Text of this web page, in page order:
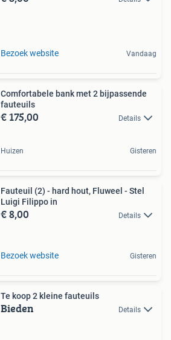
Bezoek website Vandaag
Comfortabele bank met 2 bijpassende
fauteuils
€ 175,00 Details
Huizen Gisteren
Fauteuil (2) - hard hout, Fluweel - Stel
Luigi Filippo in
€ 8,00 Details
Bezoek website Gisteren
Te koop 2 kleine fauteuils
Bieden Details